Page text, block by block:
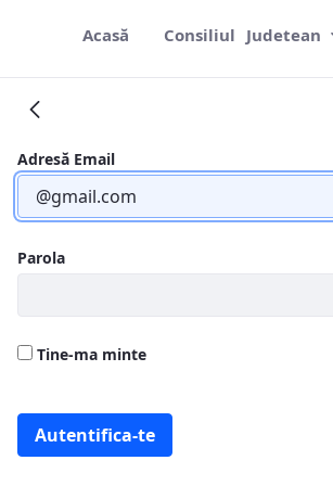
Acasă Consiliul Judetean
Adresă Email
Parola
Tine-ma minte
Autentifica-te